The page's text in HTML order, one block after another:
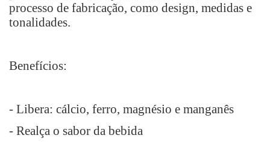
processo de fabricação, como design, medidas e
tonalidades.
Benefícios:
- Libera: cálcio, ferro, magnésio e manganês
- Realça o sabor da bebida